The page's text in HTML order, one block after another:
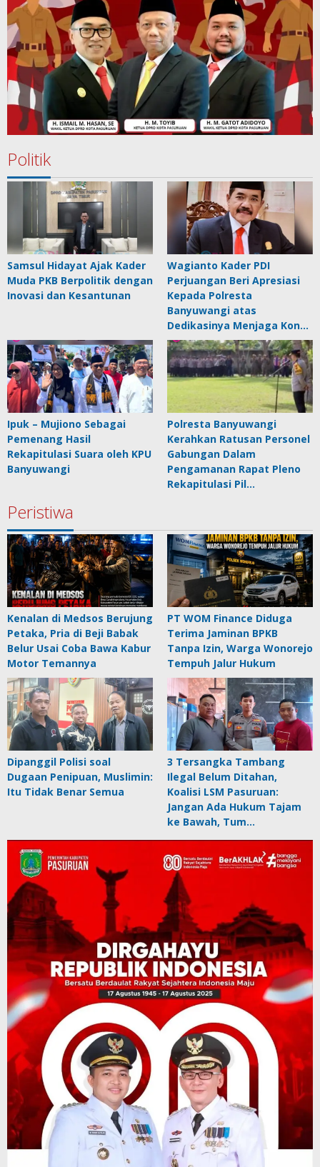
Politik
Samsul Hidayat Ajak Kader
Muda PKB Berpolitik dengan
Inovasi dan Kesantunan
Wagianto Kader PDI
Perjuangan Beri Apresiasi
Kepada Polresta
Banyuwangi atas
Dedikasinya Menjaga Kon…
Ipuk – Mujiono Sebagai
Pemenang Hasil
Rekapitulasi Suara oleh KPU
Banyuwangi
Polresta Banyuwangi
Kerahkan Ratusan Personel
Gabungan Dalam
Pengamanan Rapat Pleno
Rekapitulasi Pil…
Peristiwa
Kenalan di Medsos Berujung
Petaka, Pria di Beji Babak
Belur Usai Coba Bawa Kabur
Motor Temannya
PT WOM Finance Diduga
Terima Jaminan BPKB
Tanpa Izin, Warga Wonorejo
Tempuh Jalur Hukum
Dipanggil Polisi soal
Dugaan Penipuan, Muslimin:
Itu Tidak Benar Semua
3 Tersangka Tambang
Ilegal Belum Ditahan,
Koalisi LSM Pasuruan:
Jangan Ada Hukum Tajam
ke Bawah, Tum…